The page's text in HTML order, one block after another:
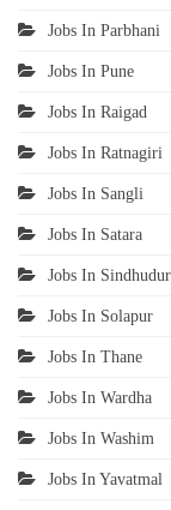
Jobs In Parbhani
Jobs In Pune
Jobs In Raigad
Jobs In Ratnagiri
Jobs In Sangli
Jobs In Satara
Jobs In
Jobs In Solapur
Jobs In Thane
Jobs In Wardha
Jobs In Washim
Jobs In Yavatmal